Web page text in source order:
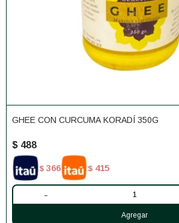
GHEE CON CURCUMA KORADÍ 350G
$ 488
$ 366 $ 415
-